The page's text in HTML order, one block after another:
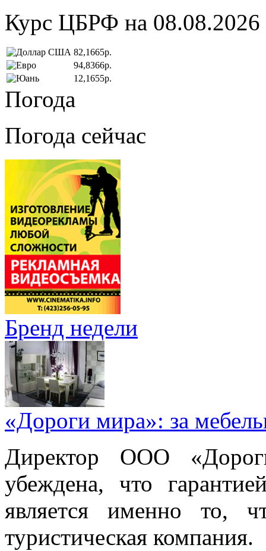
Курс ЦБРФ на 08.08.2026
82,1665р.
94,8366р.
12,1655р.
Погода
Погода сейчас
Бренд недели
«Дороги мира»: за
Директор ООО
убеждена, что
является именно то,
туристическая компания.